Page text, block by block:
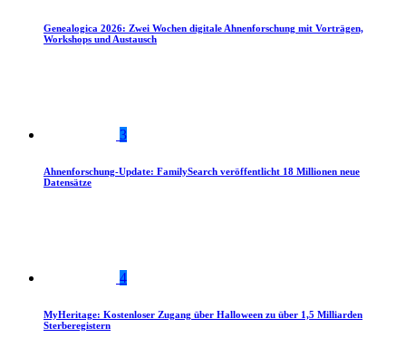
Genealogica 2026: Zwei Wochen digitale Ahnenforschung mit Vorträgen,
Workshops und Austausch
3
Ahnenforschung-Update: FamilySearch veröffentlicht 18 Millionen neue
Datensätze
4
MyHeritage: Kostenloser Zugang über Halloween zu über 1,5 Milliarden
Sterberegistern